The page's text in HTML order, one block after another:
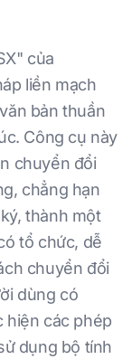
của
liền mạch
bản thuần
Công cụ này
chuyển đổi
chẳng hạn
thành một
tổ chức, dễ
chuyển đổi
dùng có
hiện các phép
dụng bộ tính